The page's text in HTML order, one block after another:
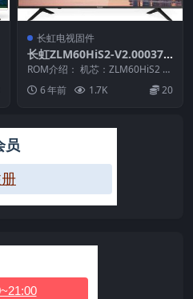
长虹电视固件
长虹ZLM60HiS2-V2.00037
版本USB整机软件刷机固件下
载
ROM介绍： 机芯：ZLM60HiS2 固
件版本：V2.00037 此数据包含
有...6 年前 1.7K 20
员